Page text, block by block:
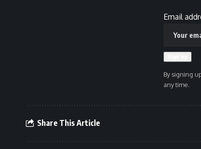
Email
By signing
any time.
Share This Article